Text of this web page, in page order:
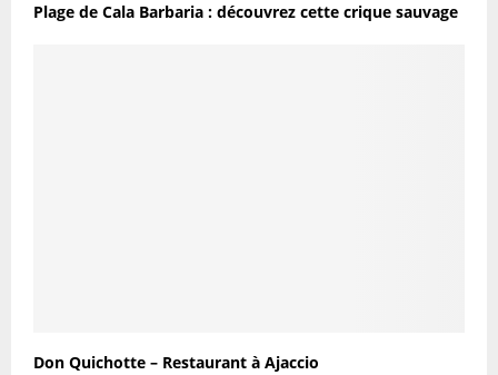
Plage de Cala Barbaria : découvrez cette crique sauvage
Don Quichotte – Restaurant à Ajaccio